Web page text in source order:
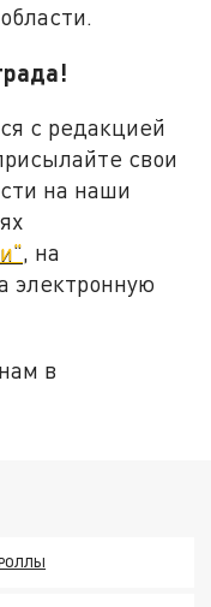
с редакцией
свои
на наши
, на
электронную
в